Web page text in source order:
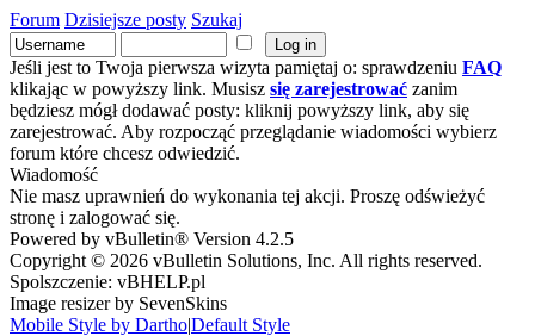
Forum Dzisiejsze posty Szukaj
Jeśli jest to Twoja pierwsza wizyta pamiętaj o: sprawdzeniu FAQ
klikając w powyższy link. Musisz się zarejestrować zanim
będziesz mógł dodawać posty: kliknij powyższy link, aby się
zarejestrować. Aby rozpocząć przeglądanie wiadomości wybierz
forum które chcesz odwiedzić.
Wiadomość
Nie masz uprawnień do wykonania tej akcji. Proszę odświeżyć
stronę i zalogować się.
Powered by vBulletin® Version 4.2.5
Copyright © 2026 vBulletin Solutions, Inc. All rights reserved.
Spolszczenie: vBHELP.pl
Image resizer by SevenSkins
Mobile Style by Dartho|Default Style